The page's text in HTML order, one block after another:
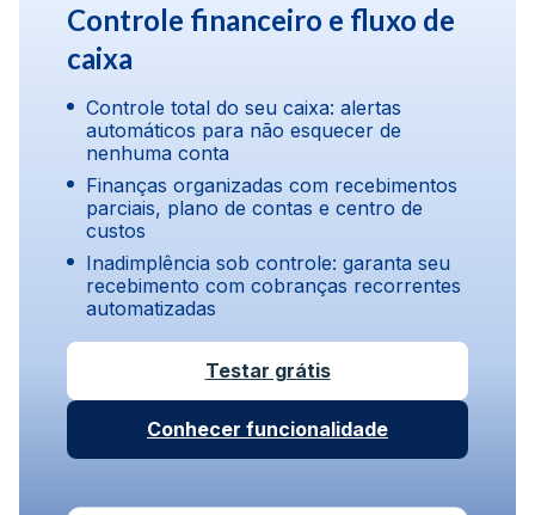
Controle financeiro e fluxo de
caixa
Controle total do seu caixa: alertas
automáticos para não esquecer de
nenhuma conta
Finanças organizadas com recebimentos
parciais, plano de contas e centro de
custos
Inadimplência sob controle: garanta seu
recebimento com cobranças recorrentes
automatizadas
Testar grátis
Conhecer funcionalidade